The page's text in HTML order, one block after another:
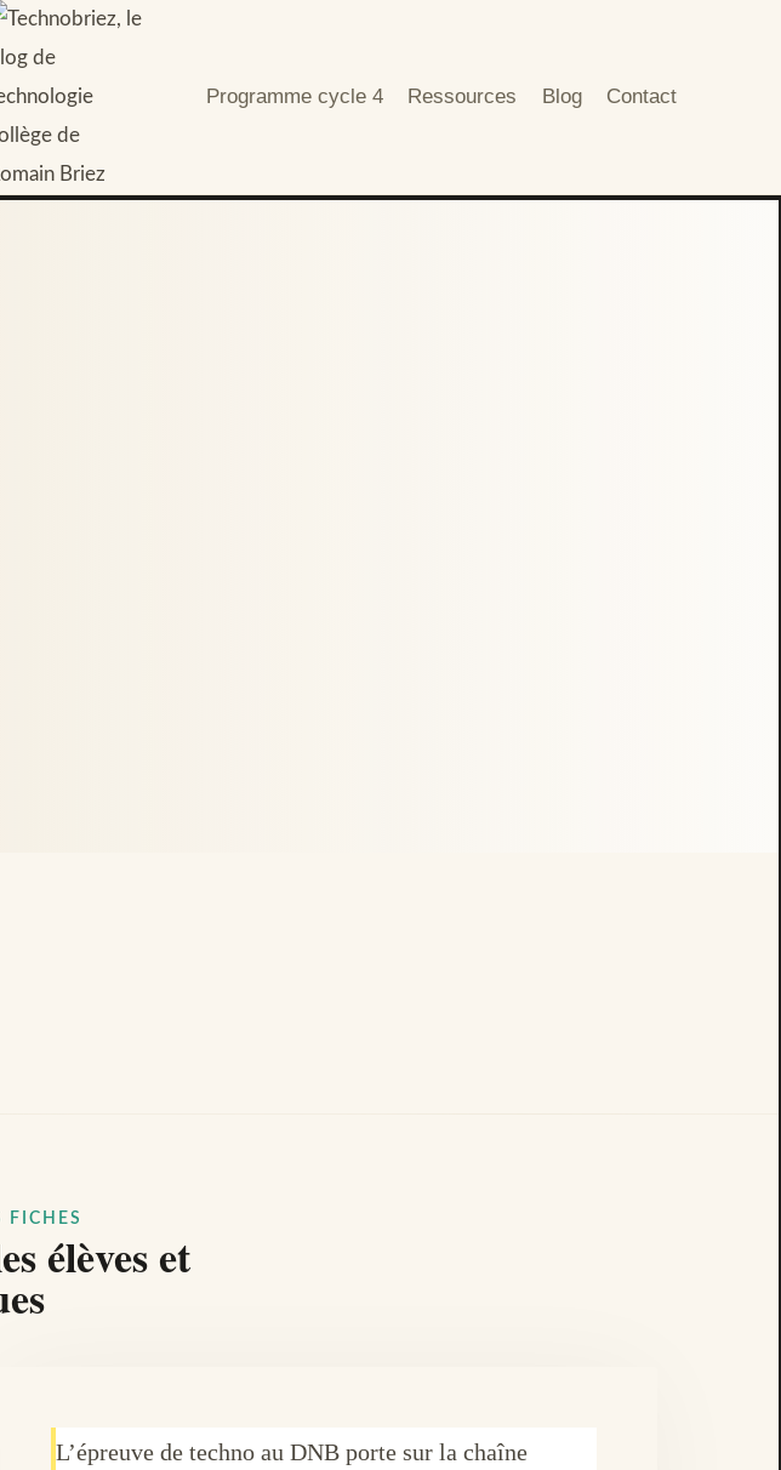
Programme cycle 4 Ressources Blog Contact
FICHES
élèves et
L’épreuve de techno au DNB porte sur la chaîne